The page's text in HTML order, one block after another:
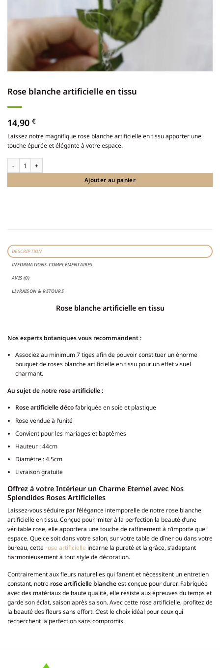
Rose blanche artificielle en tissu
14,90 €
Ajouter au panier
Laissez notre magnifique rose blanche artificielle en tissu apporter une
touche épurée et élégante à votre espace.
DESCRIPTION
INFORMATIONS COMPLÉMENTAIRES
AVIS (0)
LIVRAISON & RETOURS
Rose blanche artificielle en tissu
Nos experts botaniques vous recommandent :
Associez au minimum 7 tiges afin de pouvoir constituer un énorme
bouquet de roses blanche artificielle en tissu pour un effet visuel
charmant.
Au sujet de notre rose artificielle :
Rose artificielle décofabriquée en soie et plastique
Rose vendue à l’unité
Convient pour les mariages et baptêmes
Hauteur : 44cm
Diamètre : 4.5cm
Livraison gratuite
Offrez à votre Intérieur un Charme Eternel avec Nos
Splendides Roses Artificielles
Laissez-vous séduire par l’élégance intemporelle de notre rose blanche
artificielle en tissu. Conçue pour imiter à la perfection la beauté d’une
véritable rose, elle apportera une touche de raffinement à n’importe quel
espace. Que ce soit dans votre salon, sur votre table de dîner ou dans votre
bureau, cette rose artificielle incarne la pureté et la grâce, s’adaptant
harmonieusement à tout style de décoration.
Contrairement aux fleurs naturelles qui fanent et nécessitent un entretien
constant, notre rose artificielle blancheest conçue pour durer. Fabriquée
avec des matériaux de haute qualité, elle résiste aux épreuves du temps et
garde son éclat, saison après saison. Avec cette rose artificielle, profitez de
la beauté des fleurs sans effort. C’est le choix idéal pour ceux qui
recherchent la perfection sans compromis.